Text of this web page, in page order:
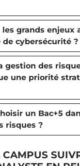
grands enjeux
cybersécurité ?
gestion des
une priorité
un Bac+5
risques ?
CAMPUS